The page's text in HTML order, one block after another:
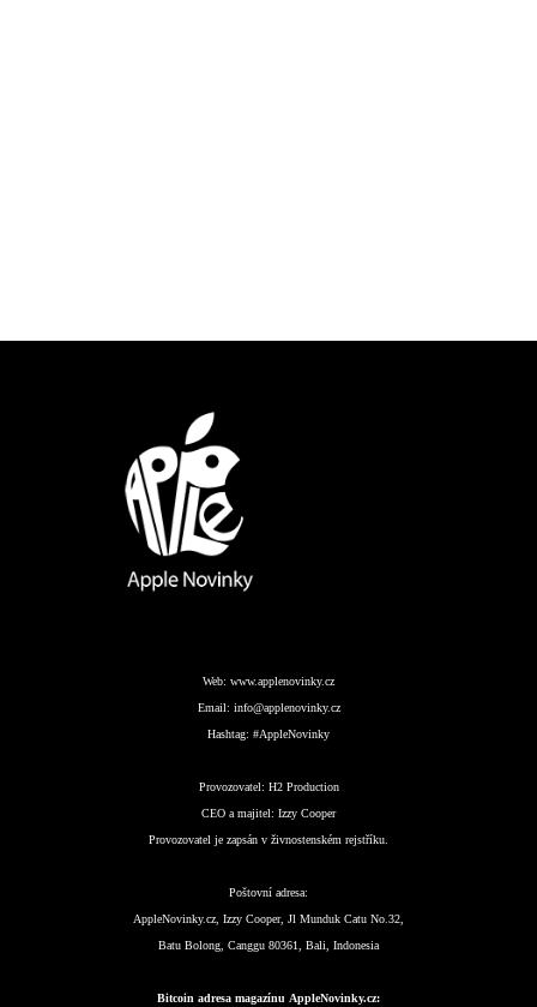
Web: www.applenovinky.cz
Email: info@applenovinky.cz
Hashtag: #AppleNovinky
Provozovatel: H2 Production
CEO a majitel: Izzy Cooper
Provozovatel je zapsán v živnostenském rejstříku.
Poštovní adresa:
AppleNovinky.cz, Izzy Cooper, Jl Munduk Catu No.32,
Batu Bolong, Canggu 80361, Bali, Indonesia
Bitcoin adresa magazínu AppleNovinky.cz: